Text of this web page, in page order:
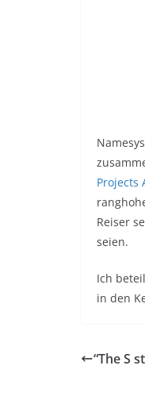
Projects
Reiser
seien.
Ich
in den
“The S